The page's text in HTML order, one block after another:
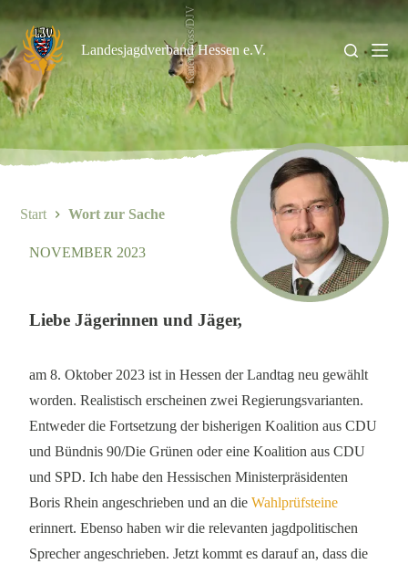
Inhalt
springen
Landesjagdverband Hessen e.V.
KauerMross/DJV
Start Wort zur Sache
NOVEMBER 2023
Liebe Jägerinnen und Jäger,
am 8. Oktober 2023 ist in Hessen der Landtag neu gewählt
worden. Realistisch erscheinen zwei Regierungsvarianten.
Entweder die Fortsetzung der bisherigen Koalition aus CDU
und Bündnis 90/Die Grünen oder eine Koalition aus CDU
und SPD. Ich habe den Hessischen Ministerpräsidenten
Boris Rhein angeschrieben und an die Wahlprüfsteine
erinnert. Ebenso haben wir die relevanten jagdpolitischen
Sprecher angeschrieben. Jetzt kommt es darauf an, dass die